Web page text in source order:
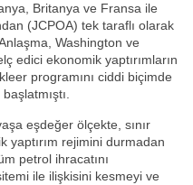
Britanya ve Fransa ile
(JCPOA) tek taraflı olarak
Washington ve
edici ekonomik yaptırımların
programını ciddi biçimde
eşdeğer ölçekte, sınır
yaptırım rejimini durmadan
petrol ihracatını
ile ilişkisini kesmeyi ve